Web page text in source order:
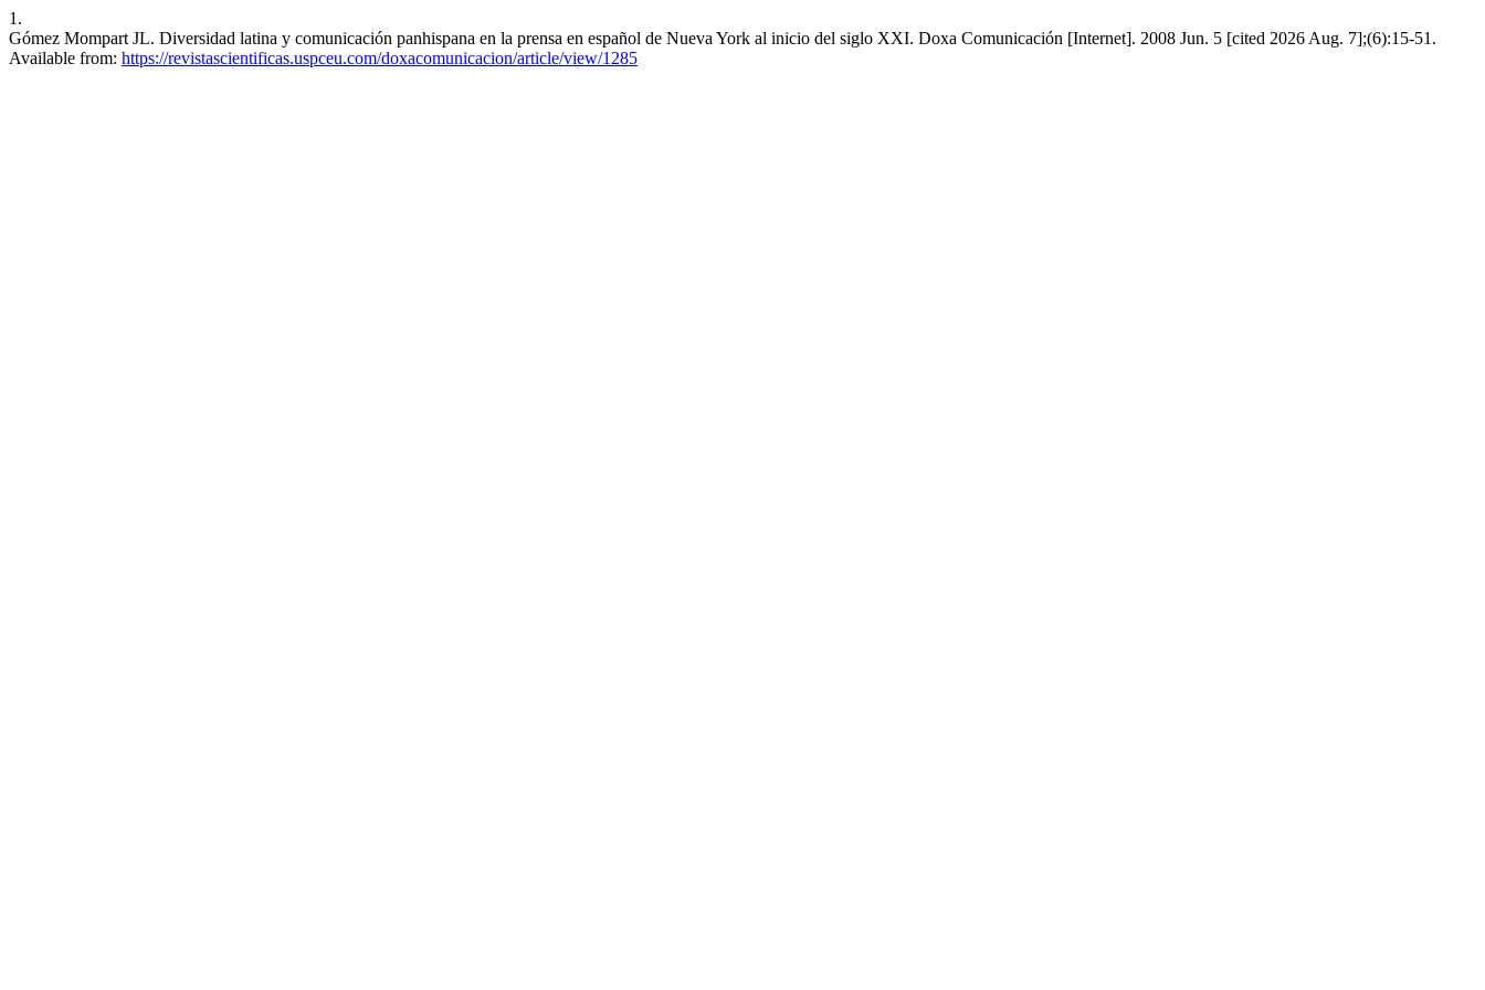
1.
Gómez Mompart JL. Diversidad latina y comunicación panhispana en la prensa en español de Nueva York al inicio del siglo XXI. Doxa Comunicación [Internet]. 2008 Jun. 5 [cited 2026 Aug. 7];(6):15-51.
Available from: https://revistascientificas.uspceu.com/doxacomunicacion/article/view/1285